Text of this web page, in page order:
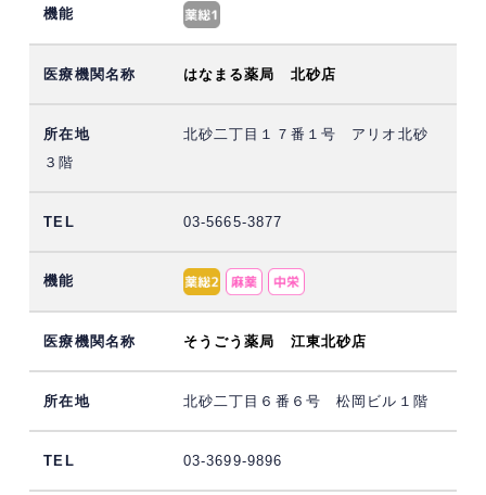
はなまる薬局 北砂店
北砂二丁目１７番１号 アリオ北砂
３階
03-5665-3877
そうごう薬局 江東北砂店
北砂二丁目６番６号 松岡ビル１階
03-3699-9896